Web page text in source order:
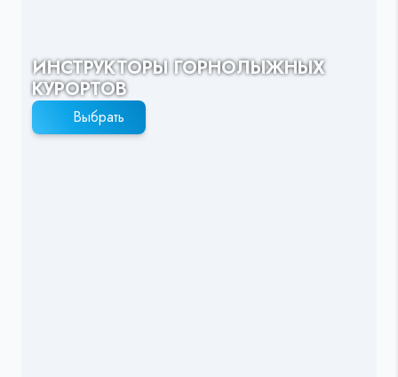
ИНСТРУКТОРЫ ГОРНОЛЫЖНЫХ
КУРОРТОВ
Выбрать